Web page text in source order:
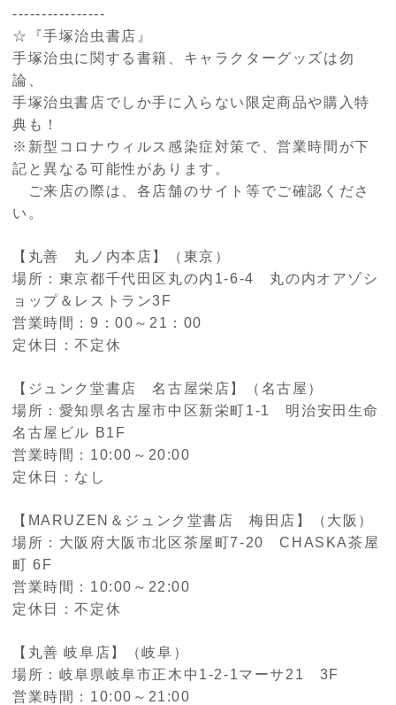
----------------
☆『手塚治虫書店』
手塚治虫に関する書籍、キャラクターグッズは勿
論、
手塚治虫書店でしか手に入らない限定商品や購入特
典も！
※新型コロナウィルス感染症対策で、営業時間が下
記と異なる可能性があります。
ご来店の際は、各店舗のサイト等でご確認くださ
い。
【丸善 丸ノ内本店】（東京）
場所：東京都千代田区丸の内1-6-4 丸の内オアゾシ
ョップ＆レストラン3F
営業時間：9：00～21：00
定休日：不定休
【ジュンク堂書店 名古屋栄店】（名古屋）
場所：愛知県名古屋市中区新栄町1-1 明治安田生命
名古屋ビル B1F
営業時間：10:00～20:00
定休日：なし
【MARUZEN＆ジュンク堂書店 梅田店】（大阪）
場所：大阪府大阪市北区茶屋町7-20 CHASKA茶屋
町 6F
営業時間：10:00～22:00
定休日：不定休
【丸善 岐阜店】（岐阜）
場所：岐阜県岐阜市正木中1-2-1マーサ21 3F
営業時間：10:00～21:00